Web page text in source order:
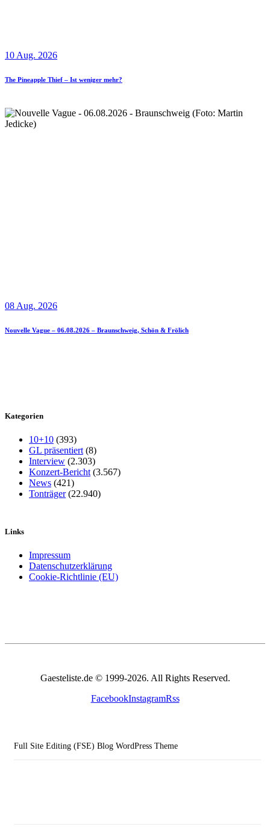
10 Aug. 2026
The Pineapple Thief – Ist weniger mehr?
08 Aug. 2026
Nouvelle Vague – 06.08.2026 – Braunschweig, Schön & Frölich
Kategorien
10+10 (393)
GL präsentiert (8)
Interview (2.303)
Konzert-Bericht (3.567)
News (421)
Tonträger(22.940)
Links
Impressum
Datenschutzerklärung
Cookie-Richtlinie (EU)
Gaesteliste.de © 1999-2026. All Rights Reserved.
FacebookInstagramRss
Full Site Editing (FSE) Blog WordPress Theme